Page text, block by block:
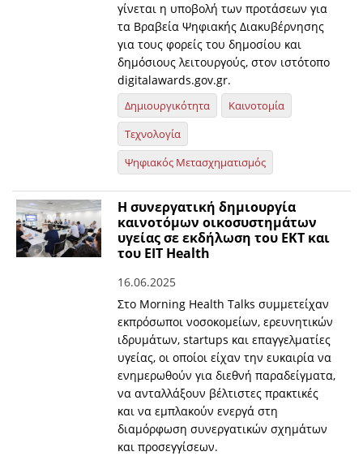
γίνεται η υποβολή των προτάσεων για
τα Βραβεία Ψηφιακής Διακυβέρνησης
για τους φορείς του δημοσίου και
δημόσιους λειτουργούς, στον ιστότοπο
digitalawards.gov.gr.
Δημιουργικότητα
Καινοτομία
Τεχνολογία
Ψηφιακός Μετασχηματισμός
Η συνεργατική δημιουργία
καινοτόμων οικοσυστημάτων
υγείας σε εκδήλωση του ΕΚΤ και
του EIT Health
16.06.2025
Στο Morning Health Talks συμμετείχαν
εκπρόσωποι νοσοκομείων, ερευνητικών
ιδρυμάτων, startups και επαγγελματίες
υγείας, οι οποίοι είχαν την ευκαιρία να
ενημερωθούν για διεθνή παραδείγματα,
να ανταλλάξουν βέλτιστες πρακτικές
και να εμπλακούν ενεργά στη
διαμόρφωση συνεργατικών σχημάτων
και προσεγγίσεων.